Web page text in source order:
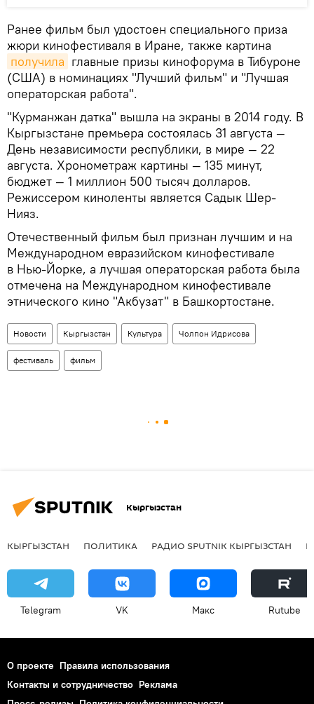
Ранее фильм был удостоен специального приза
жюри кинофестиваля в Иране, также картина
получила главные призы кинофорума в Тибуроне
(США) в номинациях "Лучший фильм" и "Лучшая
операторская работа".
"Курманжан датка" вышла на экраны в 2014 году. В
Кыргызстане премьера состоялась 31 августа —
День независимости республики, в мире — 22
августа. Хронометраж картины — 135 минут,
бюджет — 1 миллион 500 тысяч долларов.
Режиссером киноленты является Садык Шер-
Нияз.
Отечественный фильм был признан лучшим и на
Международном евразийском кинофестивале
в Нью-Йорке, а лучшая операторская работа была
отмечена на Международном кинофестивале
этнического кино "Акбузат" в Башкортостане.
Новости Кыргызстан Культура Чолпон Идрисова
фестиваль фильм
Кыргызстан
КЫРГЫЗСТАН ПОЛИТИКА РАДИО SPUTNIK КЫРГЫЗСТАН
Telegram VK Макс Rutube
О проекте Правила использования
Контакты и сотрудничество Реклама